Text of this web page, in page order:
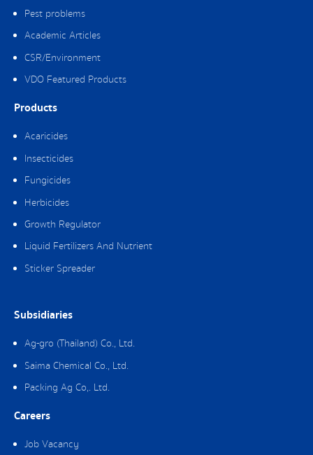
Pest problems
Academic Articles
CSR/Environment
VDO Featured Products
Products
Acaricides
Insecticides
Fungicides
Herbicides
Growth Regulator
Liquid Fertilizers And Nutrient
Sticker Spreader
Subsidiaries
Ag-gro (Thailand) Co., Ltd.
Saima Chemical Co., Ltd.
Packing Ag Co,. Ltd.
Careers
Job Vacancy